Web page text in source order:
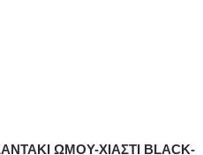
ΩΜΟΥ-ΧΙΑΣΤΙ BLACK-